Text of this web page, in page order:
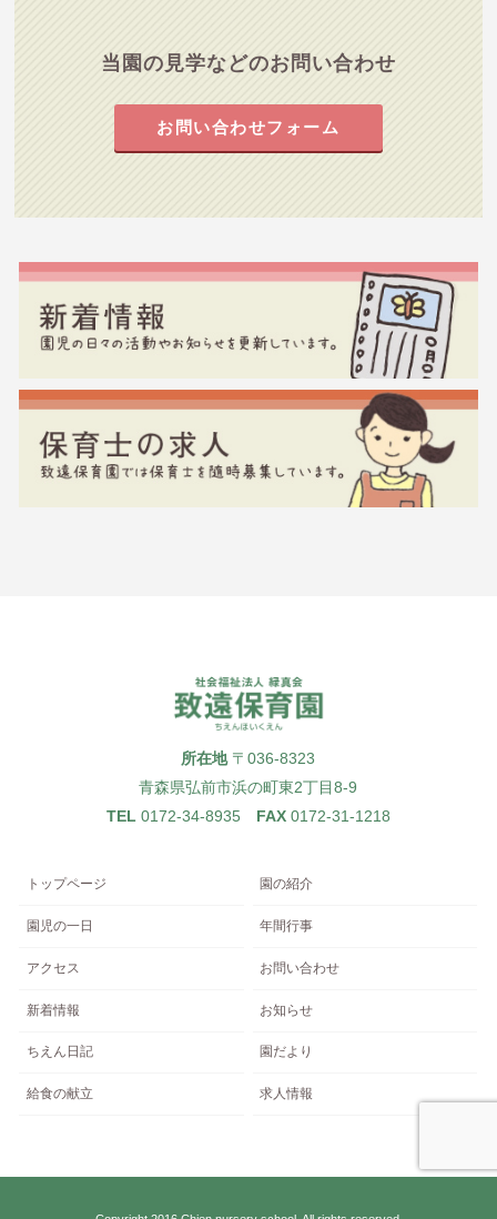
当園の見学などのお問い合わせ
お問い合わせフォーム
所在地〒036-8323
青森県弘前市浜の町東2丁目8-9
TEL 0172-34-8935 FAX0172-31-1218
トップページ 園の紹介
園児の一日 年間行事
アクセス お問い合わせ
新着情報 お知らせ
ちえん日記 園だより
給食の献立 求人情報